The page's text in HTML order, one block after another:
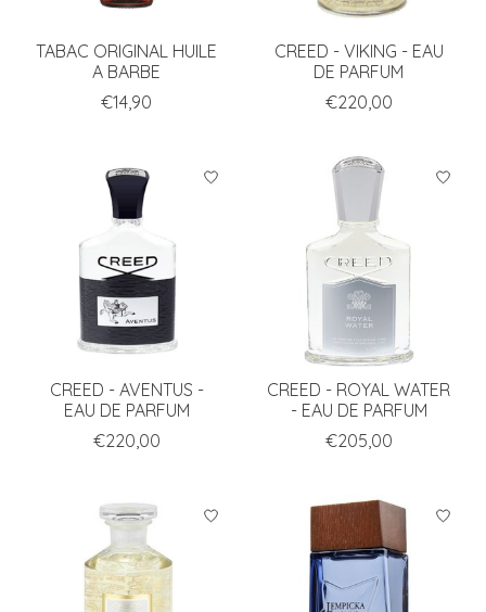
TABAC ORIGINAL HUILE
A BARBE
€14,90
CREED - VIKING - EAU
DE PARFUM
€220,00
CREED - AVENTUS -
EAU DE PARFUM
€220,00
CREED - ROYAL WATER
- EAU DE PARFUM
€205,00